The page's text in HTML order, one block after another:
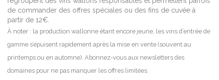
de commander des offres spéciales ou des fins de cuvée à
partir de 12€.
À noter : la production wallonne étant encore jeune, les vins d’entrée de
gamme s’épuisent rapidement après la mise en vente (souvent au
printemps ou en automne). Abonnez-vous aux newsletters des
domaines pour ne pas manquer les offres limitées.